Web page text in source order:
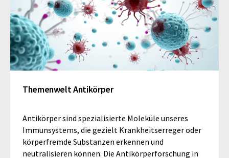
Themenwelt Antikörper
Antikörper sind spezialisierte Moleküle unseres
Immunsystems, die gezielt Krankheitserreger oder
körperfremde Substanzen erkennen und
neutralisieren können. Die Antikörperforschung in